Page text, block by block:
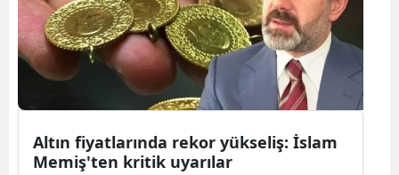
Altın fiyatlarında rekor yükseliş: İslam
Memiş'ten kritik uyarılar